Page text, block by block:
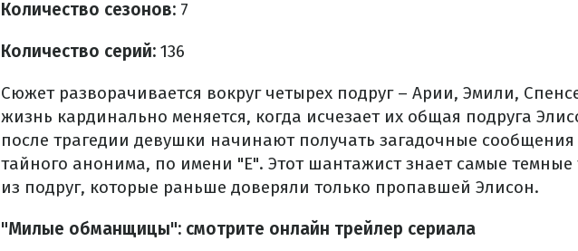
Количество сезонов: 7
Количество серий: 136
Сюжет разворачивается вокруг четырех подруг – Арии, Эмили,
жизнь кардинально меняется, когда исчезает их общая подруга
после трагедии девушки начинают получать загадочные сообщения
тайного анонима, по имени "Е". Этот шантажист знает самые
из подруг, которые раньше доверяли только пропавшей Элисон.
"Милые обманщицы": смотрите онлайн трейлер сериала